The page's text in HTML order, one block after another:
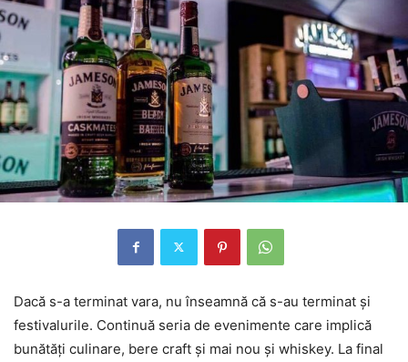
Dacă s-a terminat vara, nu înseamnă că s-au terminat şi
festivalurile. Continuă seria de evenimente care implică
bunătăţi culinare, bere craft şi mai nou şi whiskey. La final